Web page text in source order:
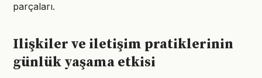
parçaları.
Ilişkiler ve iletişim pratiklerinin
günlük yaşama etkisi